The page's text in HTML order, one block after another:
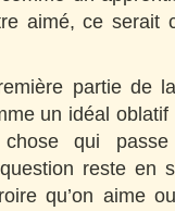
aimé, ce serait
partie de
un idéal
qui
reste en
qu’on aime